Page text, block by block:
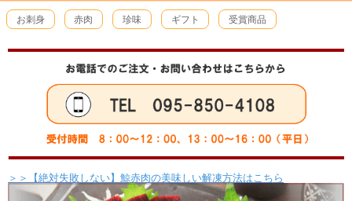
お刺身 赤肉 珍味 ギフト 受賞商品
＞＞【絶対失敗しない】鯨赤肉の美味しい解凍方法はこちら